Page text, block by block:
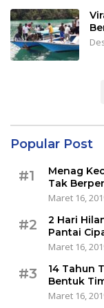
Popular Post
#1
Menag
Tak
Maret 16,
#2
2 Hari
Pantai
Maret 16,
#3
14 Tahun
Bentuk
Maret 16,